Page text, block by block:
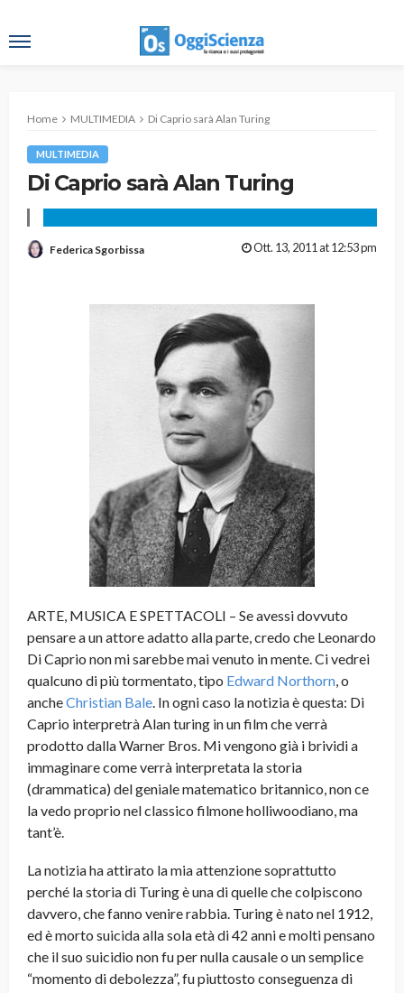
Home MULTIMEDIA Di Caprio sarà Alan Turing
MULTIMEDIA
Di Caprio sarà Alan Turing
Federica Sgorbissa Ott. 13, 2011 at 12:53 pm
ARTE, MUSICA E SPETTACOLI – Se avessi dovvuto
pensare a un attore adatto alla parte, credo che Leonardo
Di Caprio non mi sarebbe mai venuto in mente. Ci vedrei
qualcuno di più tormentato, tipo Edward Northorn, o
ancheChristian Bale. In ogni caso la notizia è questa: Di
Caprio interpretrà Alan turing in un film che verrà
prodotto dalla Warner Bros. Mi vengono già i brividi a
immaginare come verrà interpretata la storia
(drammatica) del geniale matematico britannico, non ce
la vedo proprio nel classico filmone holliwoodiano, ma
tant’è.
La notizia ha attirato la mia attenzione soprattutto
perché la storia di Turing è una di quelle che colpiscono
davvero, che fanno venire rabbia. Turing è nato nel 1912,
ed è morto suicida alla sola età di 42 anni e molti pensano
che il suo suicidio non fu per nulla causale o un semplice
“momento di debolezza”, fu piuttosto conseguenza di